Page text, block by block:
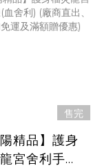
售完
陽精品】護身
宮舍利手鍊